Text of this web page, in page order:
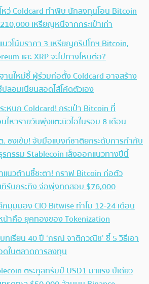
หว่ Coldcard ทำพิษ นักลงทุนโอน Bitcoin
เหรียญหนีจากกระเป๋าเก่า
วโน้มราคา 3 เหรียญคริปโทฯ Bitcoin,
และ XRP จะไปทางไหนต่อ?
านใหม่ชี้ ผู้ร่วมก่อตั้ง Coldcard อาจสร้าง
ลอมเนียนสอดไส้โค้ดตัวเอง
หนก Coldcard! กระเป๋า Bitcoin ที่
ไหวรายวันพุ่งแตะนิวไฮในรอบ 8 เดือน
. ชงเข้ม! จับมือแบงก์ชาติยกระดับการกำกับ
กรรม Stablecoin เล็งออกแนวทางปีนี้
แนวต้านชี้ชะตา! กราฟ Bitcoin ก่อตัว
ทิร์นกระทิง จ่อพุ่งทดสอบ $76,000
กมุมมอง CIO Bitwise ทำไม 12-24 เดือน
น้าคือ ยุคทองของ Tokenization
ทเรียน 40 ปี ‘กรณ์ จาติกวณิช’ ชี้ 5 วิธีเอา
ดในตลาดการลงทุน
ตระกูลทรัมป์ USD1 มาแรง ปีเดียว